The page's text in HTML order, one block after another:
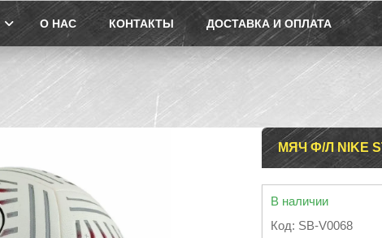
О НАС КОНТАКТЫ ДОСТАВКА И ОПЛАТА
МЯЧ Ф/Л NIKE
В наличии
Код: SB-V0068